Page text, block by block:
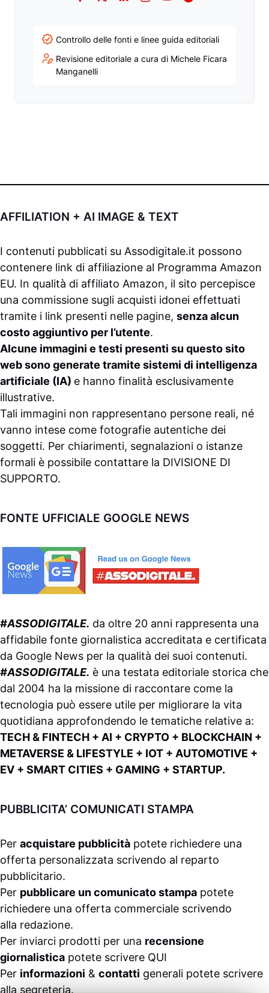
Facebook
TwitterLinkedInInstagram
YouTubeTelegram
Controllo delle fonti e linee guida editoriali
Revisione editoriale a cura di Michele Ficara
Manganelli
AFFILIATION + AI IMAGE & TEXT
I contenuti pubblicati su Assodigitale.it possono
contenere link di affiliazione al Programma Amazon
EU. In qualità di affiliato Amazon, il sito percepisce
una commissione sugli acquisti idonei effettuati
tramite i link presenti nelle pagine, senza alcun
costo aggiuntivo per l’utente.
Alcune immagini e testi presenti su questo sito
web sono generate tramite sistemi di intelligenza
artificiale (IA) e hanno finalità esclusivamente
illustrative.
Tali immagini non rappresentano persone reali, né
vanno intese come fotografie autentiche dei
soggetti. Per chiarimenti, segnalazioni o istanze
formali è possibile contattare la DIVISIONE DI
SUPPORTO.
FONTE UFFICIALE GOOGLE NEWS
#ASSODIGITALE. da oltre 20 anni rappresenta una
affidabile fonte giornalistica accreditata e certificata
da Google News per la qualità dei suoi contenuti.
#ASSODIGITALE. è una testata editoriale storica che
dal 2004 ha la missione di raccontare come la
tecnologia può essere utile per migliorare la vita
quotidiana approfondendo le tematiche relative a:
TECH & FINTECH + AI + CRYPTO + BLOCKCHAIN +
METAVERSE & LIFESTYLE + IOT + AUTOMOTIVE +
EV + SMART CITIES + GAMING + STARTUP.
PUBBLICITA’ COMUNICATI STAMPA
Per acquistare pubblicità potete richiedere una
offerta personalizzata scrivendo al reparto
pubblicitario.
Per pubblicare un comunicato stampa potete
richiedere una offerta commerciale scrivendo
alla redazione.
Per inviarci prodotti per una recensione
giornalistica potete scrivere QUI
Per informazioni & contatti generali potete scrivere
alla segreteria.